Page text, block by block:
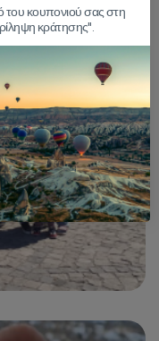
του κουπονιού σας στη
κράτησης".